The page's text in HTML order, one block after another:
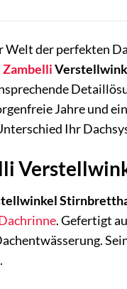
der perfekten
Zambelli
Jahre und
Ihr
. Gefertigt